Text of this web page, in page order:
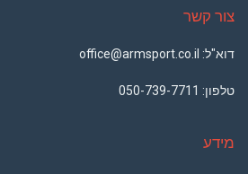
צור קשר
דוא"ל: office@armsport.co.il
טלפון: 050-739-7711
מידע